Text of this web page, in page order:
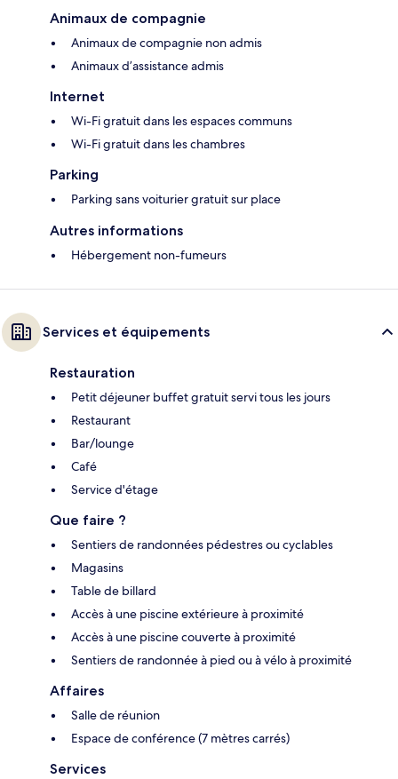
Animaux de compagnie
Animaux de compagnie non admis
Animaux d’assistance admis
Internet
Wi-Fi gratuit dans les espaces communs
Wi-Fi gratuit dans les chambres
Parking
Parking sans voiturier gratuit sur place
Autres informations
Hébergement non-fumeurs
Services et équipements
Restauration
Petit déjeuner buffet gratuit servi tous les jours
Restaurant
Bar/lounge
Café
Service d'étage
Que faire ?
Sentiers de randonnées pédestres ou cyclables
Magasins
Table de billard
Accès à une piscine extérieure à proximité
Accès à une piscine couverte à proximité
Sentiers de randonnée à pied ou à vélo à proximité
Affaires
Salle de réunion
Espace de conférence (7 mètres carrés)
Services